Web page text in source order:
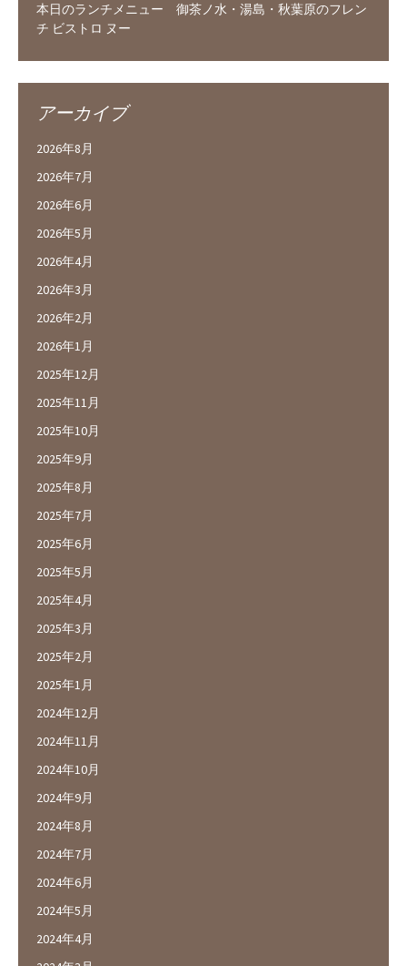
本日のランチメニュー 御茶ノ水・湯島・秋葉原のフレン
チ ビストロ ヌー
アーカイブ
2026年8月
2026年7月
2026年6月
2026年5月
2026年4月
2026年3月
2026年2月
2026年1月
2025年12月
2025年11月
2025年10月
2025年9月
2025年8月
2025年7月
2025年6月
2025年5月
2025年4月
2025年3月
2025年2月
2025年1月
2024年12月
2024年11月
2024年10月
2024年9月
2024年8月
2024年7月
2024年6月
2024年5月
2024年4月